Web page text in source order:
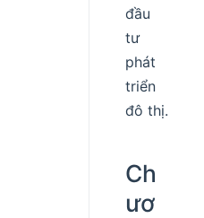
đầu
tư
phát
triển
đô thị.
Ch
ươ